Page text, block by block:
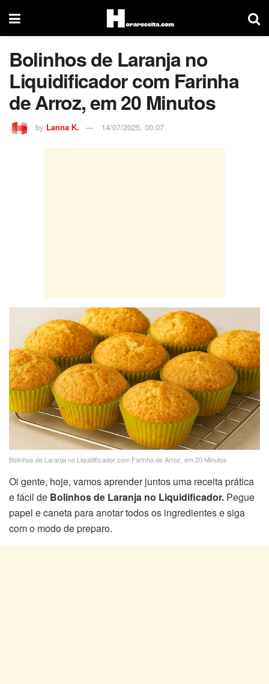
Bolinhos de Laranja no
Liquidificador com Farinha
de Arroz, em 20 Minutos
by Lanna K. 14/07/2025, 00:07
Bolinhos de Laranja no Liquidificador com Farinha de Arroz, em 20 Minutos
Oi gente, hoje, vamos aprender juntos uma receita prática
e fácil de Bolinhos de Laranja no Liquidificador. Pegue
papel e caneta para anotar todos os ingredientes e siga
com o modo de preparo.